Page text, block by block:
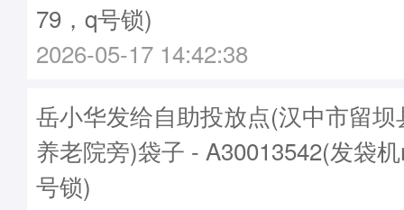
79，q号锁)
2026-05-17 14:42:38
岳小华发给自助投放点(汉中市留
养老院旁)袋子 - A30013542(发袋
号锁)